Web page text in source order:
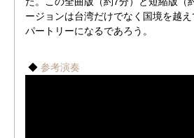
ージョンは台湾だけでなく国境を越
パートリーになるであろう。
◆ 参考演奏